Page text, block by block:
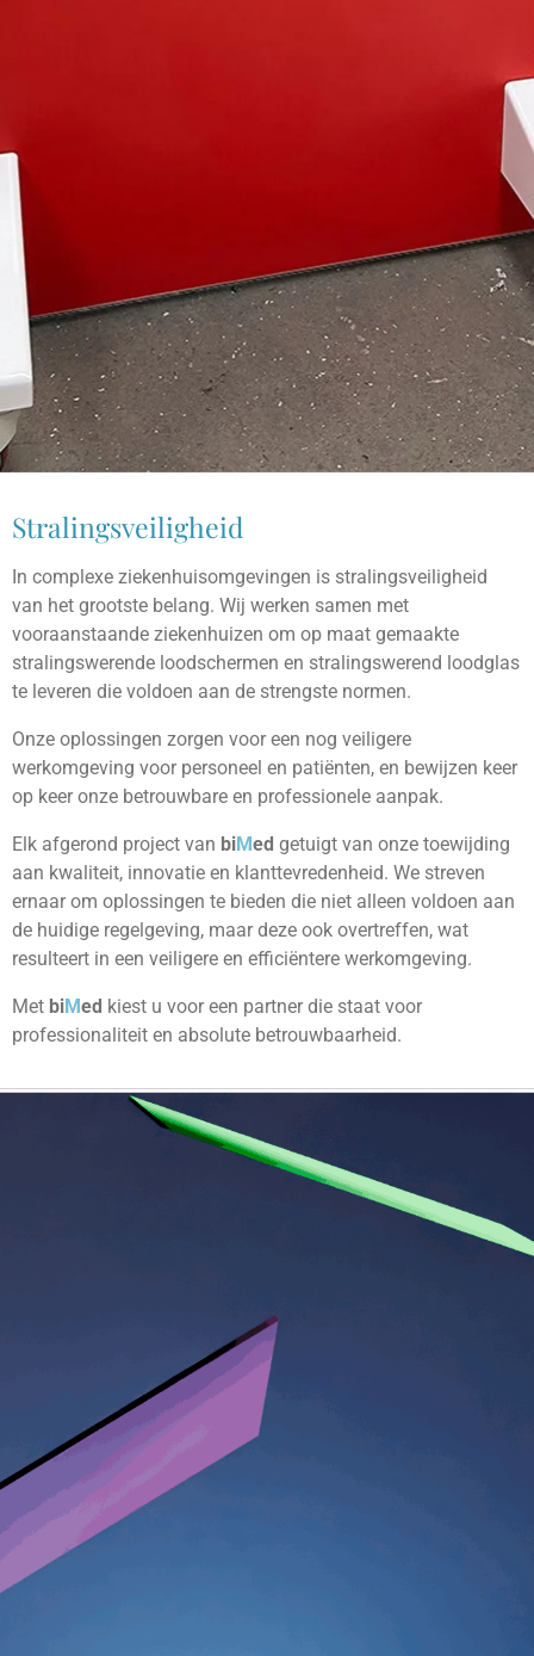
Stralingsveiligheid
In complexe ziekenhuisomgevingen is stralingsveiligheid
van het grootste belang. Wij werken samen met
vooraanstaande ziekenhuizen om op maat gemaakte
stralingswerende loodschermen en stralingswerend loodglas
te leveren die voldoen aan de strengste normen.
Onze oplossingen zorgen voor een nog veiligere
werkomgeving voor personeel en patiënten, en bewijzen keer
op keer onze betrouwbare en professionele aanpak.
Elk afgerond project van biMed getuigt van onze toewijding
aan kwaliteit, innovatie en klanttevredenheid. We streven
ernaar om oplossingen te bieden die niet alleen voldoen aan
de huidige regelgeving, maar deze ook overtreffen, wat
resulteert in een veiligere en efficiëntere werkomgeving.
Met biMed kiest u voor een partner die staat voor
professionaliteit en absolute betrouwbaarheid.